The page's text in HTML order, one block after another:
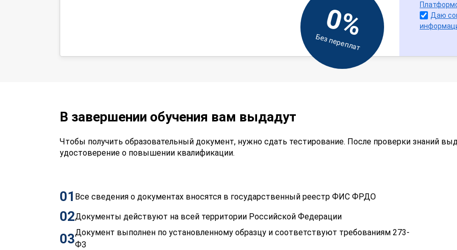
0%
Без переплат
Даю
В завершении обучения вам выдадут
Чтобы получить образовательный документ, нужно сдать тестирование. После проверки знаний
удостоверение о повышении квалификации.
01 Все сведения о документах вносятся в государственный реестр ФИС ФРДО
02Документы действуют на всей территории Российской Федерации
03Документ выполнен по установленному образцу и соответствуют требованиям 273-
ФЗ